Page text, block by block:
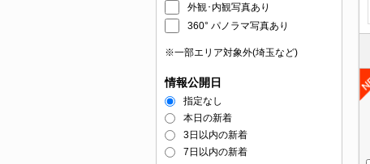
外観･内観写真あり
360° パノラマ写真あり
※一部エリア対象外(埼玉など)
情報公開日
指定なし
本日の新着
3日以内の新着
7日以内の新着